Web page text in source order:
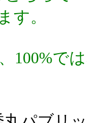
す。
100%で